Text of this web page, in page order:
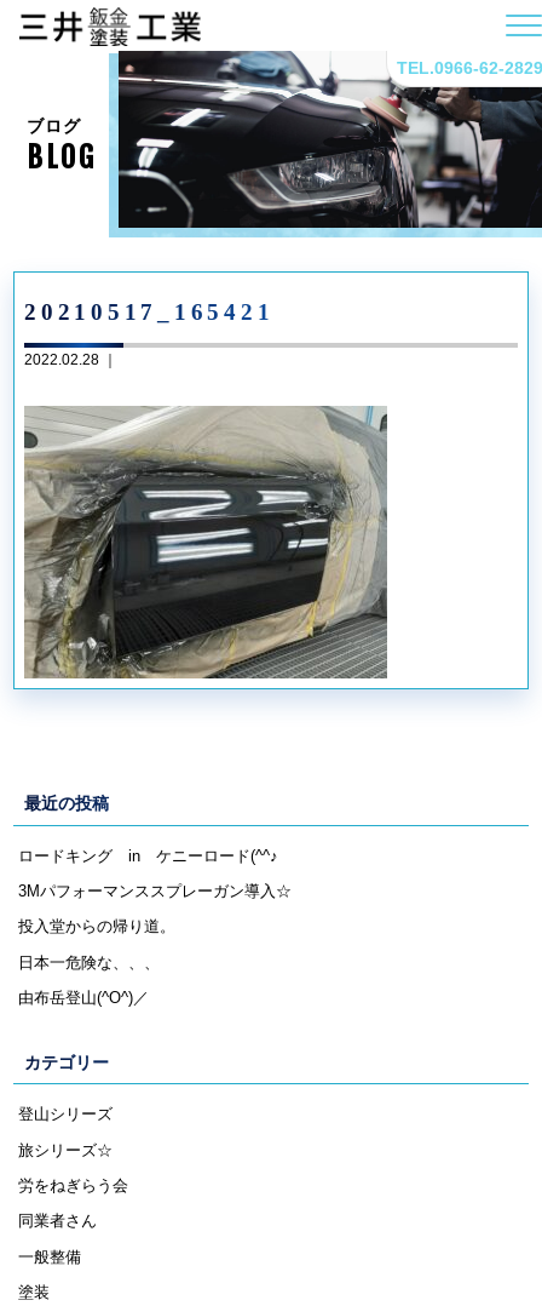
TEL.0966-62-2829
ブログ
BLOG
20210517_165421
2022.02.28 ｜
最近の投稿
ロードキング in ケニーロード(^^♪
3Mパフォーマンススプレーガン導入☆
投入堂からの帰り道。
日本一危険な、、、
由布岳登山(^O^)／
カテゴリー
登山シリーズ
旅シリーズ☆
労をねぎらう会
同業者さん
一般整備
塗装